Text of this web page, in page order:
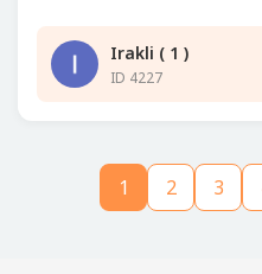
Irakli ( 1 )
ID 4227
1 2 3